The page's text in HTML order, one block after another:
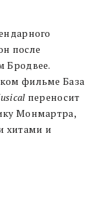
после
Бродвее.
фильме База
переносит
Монмартра,
хитами и